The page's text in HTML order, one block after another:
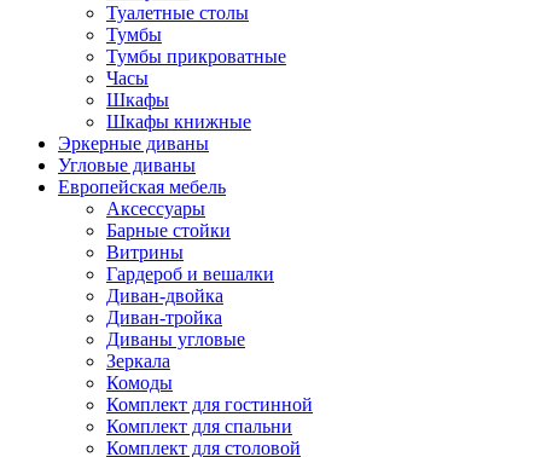
Туалетные столы
Тумбы
Тумбы прикроватные
Часы
Шкафы
Шкафы книжные
Эркерные диваны
Угловые диваны
Европейская мебель
Аксессуары
Барные стойки
Витрины
Гардероб и вешалки
Диван-двойка
Диван-тройка
Диваны угловые
Зеркала
Комоды
Комплект для гостинной
Комплект для спальни
Комплект для столовой